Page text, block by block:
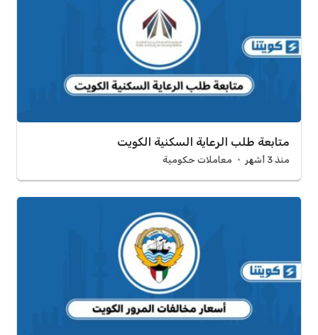
متابعة طلب الرعاية السكنية الكويت
منذ 3 أشهر معاملات حكومية